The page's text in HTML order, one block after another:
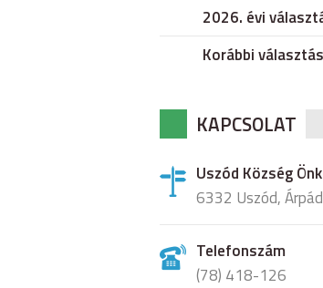
2026. évi
Korábbi
KAPCSOLAT
Uszód Község
6332 Uszód,
Telefonszám
(78) 418-126